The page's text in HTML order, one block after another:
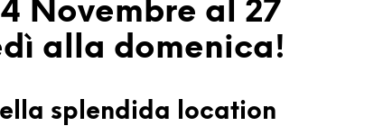
Novembre al 27
alla domenica!
splendida location